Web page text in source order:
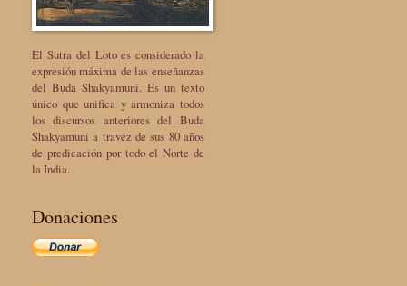
El Sutra del Loto es considerado la
expresión máxima de las enseñanzas
del Buda Shakyamuni. Es un texto
único que unifica y armoniza todos
los discursos anteriores del Buda
Shakyamuni a travéz de sus 80 años
de predicación por todo el Norte de
la India.
Donaciones